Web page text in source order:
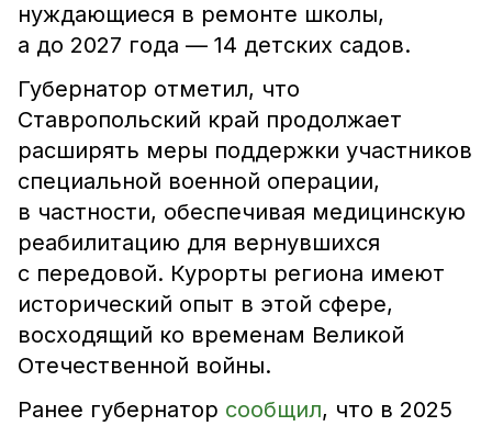
нуждающиеся в ремонте школы,
а до 2027 года — 14 детских садов.
Губернатор отметил, что
Ставропольский край продолжает
расширять меры поддержки участников
специальной военной операции,
в частности, обеспечивая медицинскую
реабилитацию для вернувшихся
с передовой. Курорты региона имеют
исторический опыт в этой сфере,
восходящий ко временам Великой
Отечественной войны.
Ранее губернатор сообщил, что в 2025